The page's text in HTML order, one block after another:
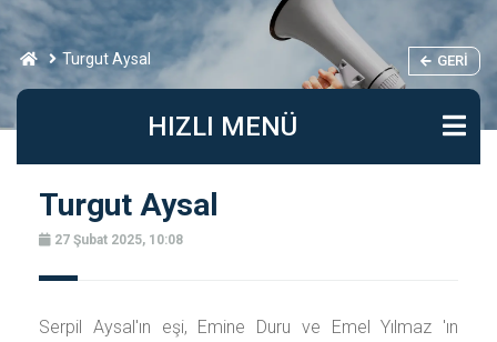
Turgut Aysal GERI
HIZLI MENÜ
Turgut Aysal
27 Şubat 2025, 10:08
Serpil Aysal'ın eşi, Emine Duru ve Emel Yılmaz 'ın